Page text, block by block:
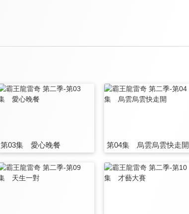
第03集 愛心晚餐 第04集 烏雲烏雲快走開